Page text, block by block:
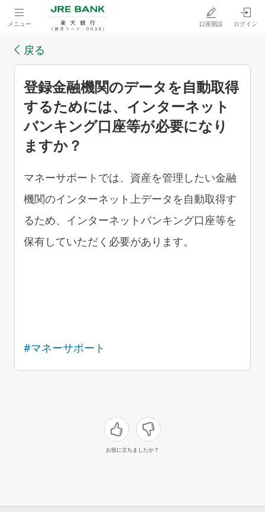
メニュー 口座開設 ログイン
戻る
登録金融機関のデータを自動取得
するためには、インターネット
バンキング口座等が必要になり
ますか？
マネーサポートでは、資産を管理したい金融
機関のインターネット上データを自動取得す
るため、インターネットバンキング口座等を
保有していただく必要があります。
#マネーサポート
お役に立ちましたか？